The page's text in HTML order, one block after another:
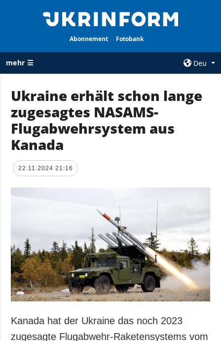
Abonnement Fotobank
mehr ☰
Deu
ALLE
RUBRIKEN
Krieg
Wiederaufbau
der Ukraine
Politik
Kultur
Sport
Kriminalität
Notstand und
Notfälle
AGENTUR
Über uns
personenbezogener
ZUSÄTZLICH
Veröffentlichungen
LEISTUNGEN
Abonnement
Ukraine erhält schon lange
zugesagtes NASAMS-
Flugabwehrsystem aus
Kanada
22.11.2024 21:16
Kanada hat der Ukraine das noch 2023
zugesagte Flugabwehr-Raketensystems vom